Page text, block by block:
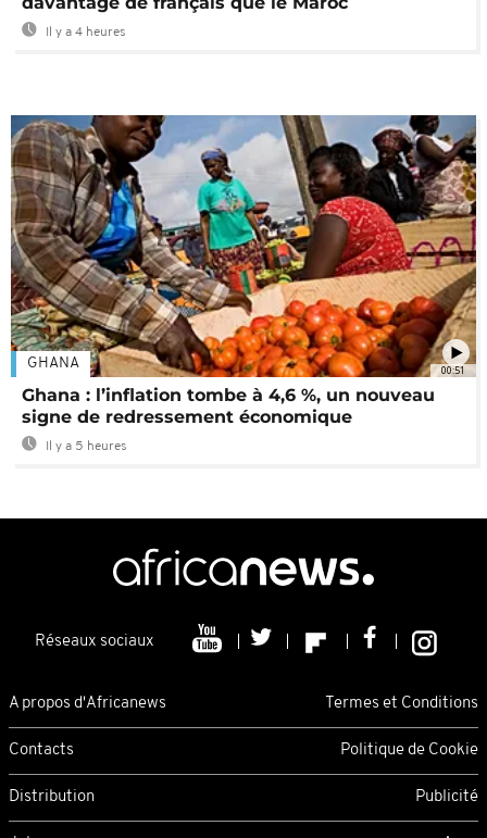
Il y a 4 heures
00:51
GHANA
Ghana : l’inflation tombe à 4,6 %, un nouveau
signe de redressement économique
Il y a 5 heures
Réseaux sociaux
A propos d'Africanews Termes et Conditions
Contacts Politique de Cookie
Distribution Publicité